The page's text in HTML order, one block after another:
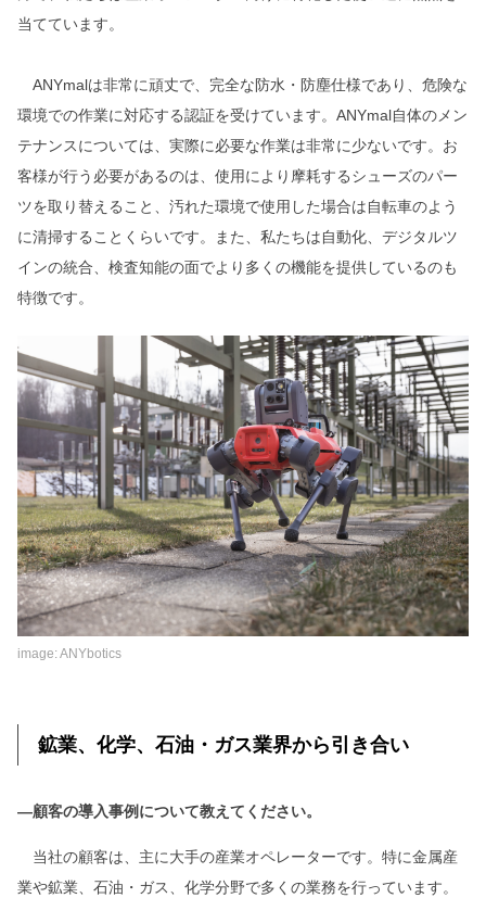
当てています。
ANYmalは非常に頑丈で、完全な防水・防塵仕様であり、危険な
環境での作業に対応する認証を受けています。ANYmal自体のメン
テナンスについては、実際に必要な作業は非常に少ないです。お
客様が行う必要があるのは、使用により摩耗するシューズのパー
ツを取り替えること、汚れた環境で使用した場合は自転車のよう
に清掃することくらいです。また、私たちは自動化、デジタルツ
インの統合、検査知能の面でより多くの機能を提供しているのも
特徴です。
image: ANYbotics
鉱業、化学、石油・ガス業界から引き合い
―顧客の導入事例について教えてください。
当社の顧客は、主に大手の産業オペレーターです。特に金属産
業や鉱業、石油・ガス、化学分野で多くの業務を行っています。